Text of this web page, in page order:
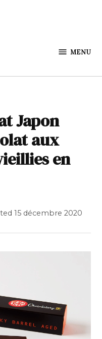
MENU
Japon
aux
en
15 décembre 2020